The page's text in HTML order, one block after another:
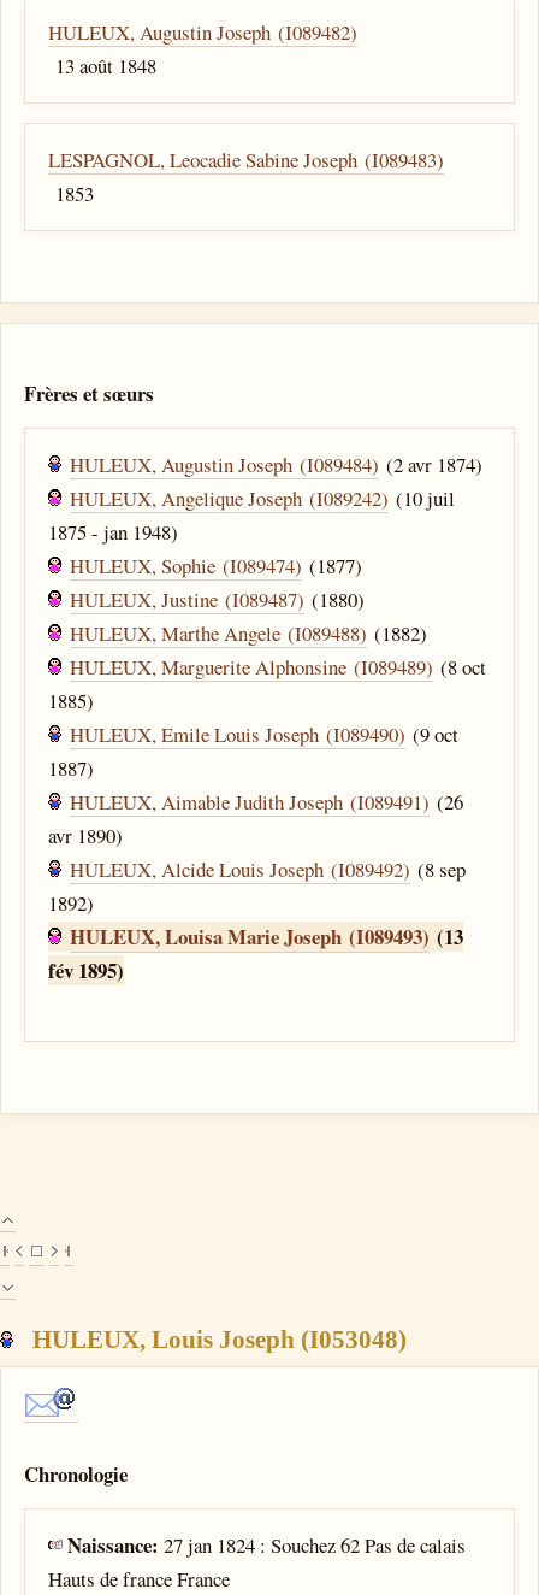
HULEUX, Augustin Joseph (I089482)
13 août 1848
LESPAGNOL, Leocadie Sabine Joseph (I089483)
1853
Frères et sœurs
HULEUX, Augustin Joseph (I089484) (2 avr 1874)
HULEUX, Angelique Joseph (I089242) (10 juil
1875 - jan 1948)
HULEUX, Sophie (I089474) (1877)
HULEUX, Justine (I089487) (1880)
HULEUX, Marthe Angele (I089488) (1882)
HULEUX, Marguerite Alphonsine (I089489) (8 oct
1885)
HULEUX, Emile Louis Joseph (I089490) (9 oct
1887)
HULEUX, Aimable Judith Joseph (I089491) (26
avr 1890)
HULEUX, Alcide Louis Joseph (I089492) (8 sep
1892)
HULEUX, Louisa Marie Joseph (I089493) (13
fév 1895)
HULEUX, Louis Joseph (I053048)
Chronologie
Naissance:27 jan 1824 : Souchez 62 Pas de calais
Hauts de france France